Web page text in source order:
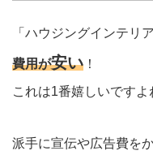
「ハウジングインテリ
費用が安い ！
これは1番嬉しいですよ
派手に宣伝や広告費を